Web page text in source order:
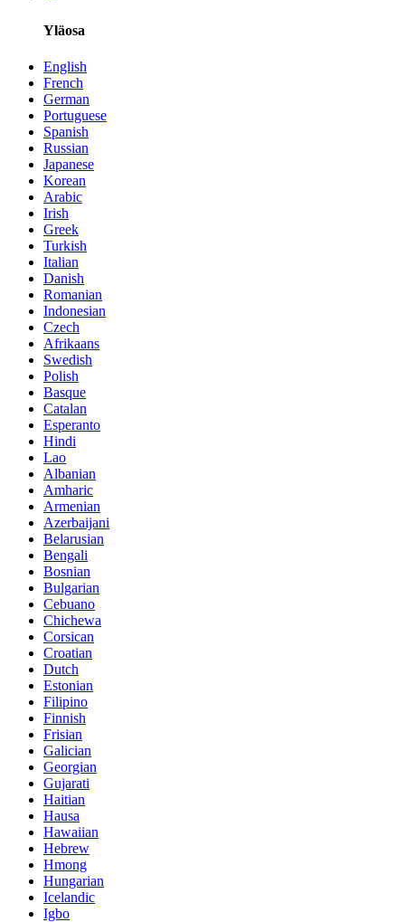
Yläosa
English
French
German
Portuguese
Spanish
Russian
Japanese
Korean
Arabic
Irish
Greek
Turkish
Italian
Danish
Romanian
Indonesian
Czech
Afrikaans
Swedish
Polish
Basque
Catalan
Esperanto
Hindi
Lao
Albanian
Amharic
Armenian
Azerbaijani
Belarusian
Bengali
Bosnian
Bulgarian
Cebuano
Chichewa
Corsican
Croatian
Dutch
Estonian
Filipino
Finnish
Frisian
Galician
Georgian
Gujarati
Haitian
Hausa
Hawaiian
Hebrew
Hmong
Hungarian
Icelandic
Igbo